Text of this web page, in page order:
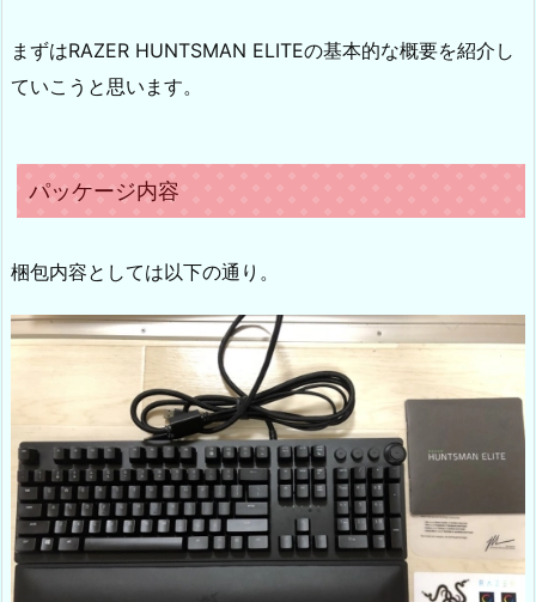
まずはRAZER HUNTSMAN ELITEの基本的な概要を紹介し
ていこうと思います。
パッケージ内容
梱包内容としては以下の通り。